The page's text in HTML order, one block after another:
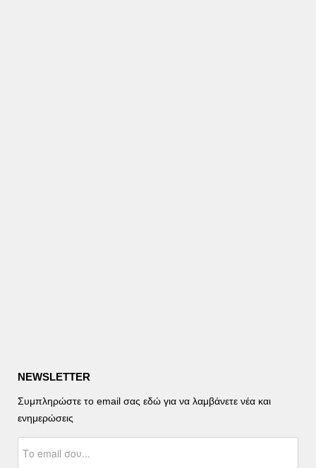
NEWSLETTER
Συμπληρώστε το email σας εδώ για να λαμβάνετε νέα και
ενημερώσεις